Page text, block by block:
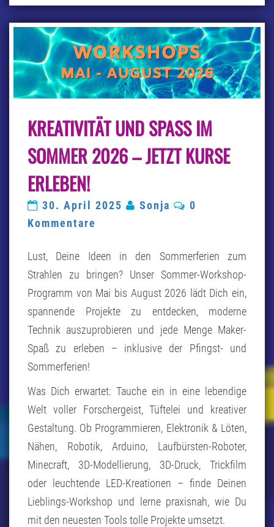
UND
SPASS I
OMMER 2
URSE E
KREATIVITÄT UND SPASS IM S
OMMER 2026 – JETZT KURSE E
RLEBEN!
30. April 2025 Sonja Kommentare
0
Kommentare
Lust, Deine Ideen in den Sommerferien zum
Strahlen zu bringen? Unser Sommer-Workshop-
Programm von Mai bis August 2026 lädt Dich ein,
spannende Projekte zu entdecken, moderne
Technik auszuprobieren und jede Menge Maker-
Spaß zu erleben – inklusive der Pfingst- und
Sommerferien!
Was Dich erwartet: Tauche ein in eine lebendige
Welt voller Forschergeist, Tüftelei und kreativer
Gestaltung. Ob Programmieren, Elektronik & Löten,
Nähen, Robotik, Arduino, Laufbürsten-Roboter,
Minecraft, 3D-Modellierung, 3D-Druck, Trickfilm
oder leuchtende LED-Kreationen – finde Deinen
Lieblings-Workshop und lerne praxisnah, wie Du
mit den neuesten Tools tolle Projekte umsetzt.